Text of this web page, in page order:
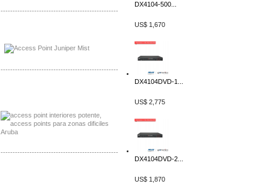
-------------------------------------------------
-------------------------------------------------
-------------------------------------------------
DX4104-500...
US$ 1,670
DX4104DVD-1...
US$ 2,775
DX4104DVD-2...
US$ 1,870